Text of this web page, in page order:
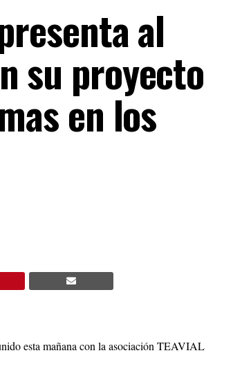
al
su proyecto
en los
esta mañana con la asociación TEAVIAL